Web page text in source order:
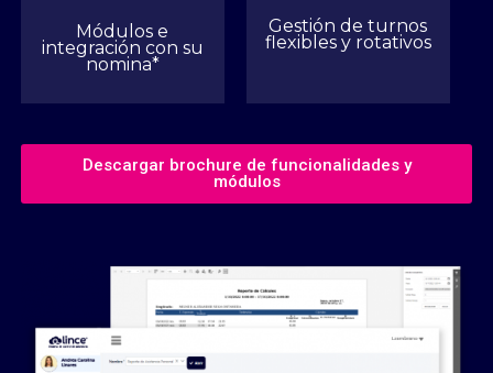
Módulos e
integración con su
nomina*
Gestión de turnos
flexibles y rotativos
Descargar brochure de funcionalidades y
módulos